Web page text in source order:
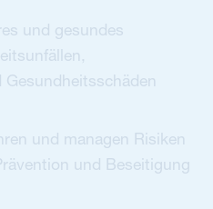
und gesundes
Gesundheitsschäden
und managen Risiken
und Beseitigung